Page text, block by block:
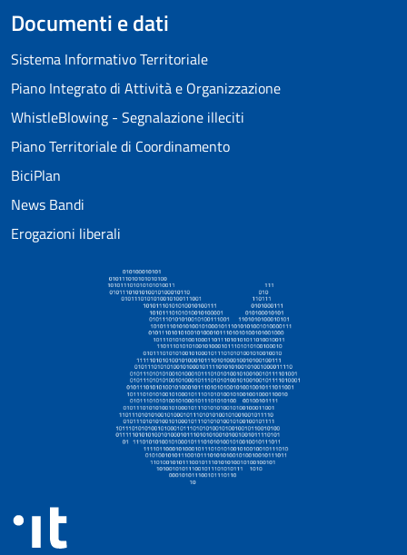
Documenti e dati
Sistema Informativo Territoriale
Piano Integrato di Attività e Organizzazione
WhistleBlowing - Segnalazione illeciti
Piano Territoriale di Coordinamento
BiciPlan
News Bandi
Erogazioni liberali